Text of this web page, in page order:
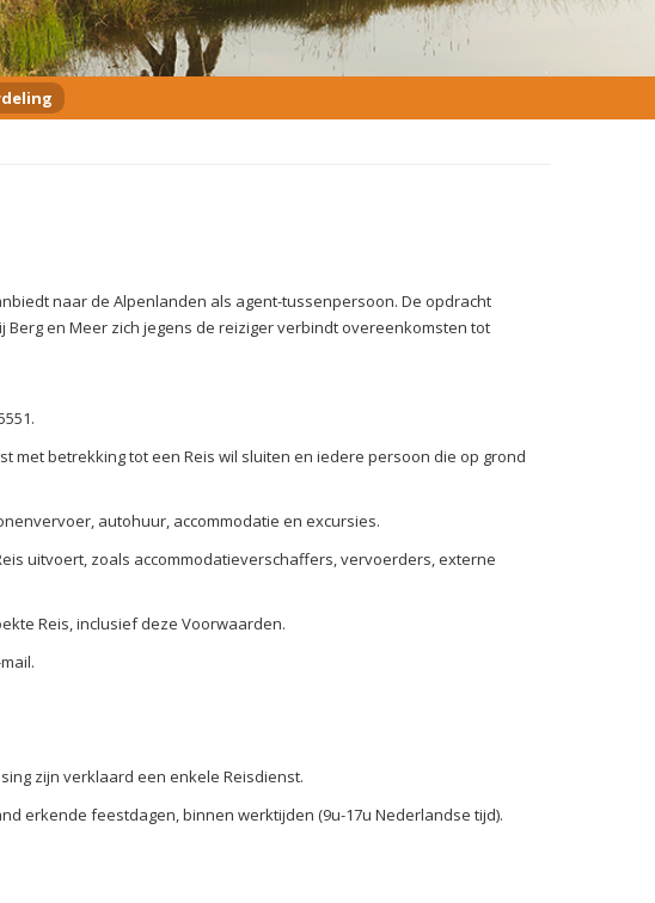
naar de Alpenlanden als agent-tussenpersoon. De opdracht
en Meer zich jegens de reiziger verbindt overeenkomsten tot
met betrekking tot een Reis wil sluiten en iedere persoon die op grond
autohuur, accommodatie en excursies.
uitvoert, zoals accommodatieverschaffers, vervoerders, externe
Reis, inclusief deze Voorwaarden.
zijn verklaard een enkele Reisdienst.
erkende feestdagen, binnen werktijden (9u-17u Nederlandse tijd).